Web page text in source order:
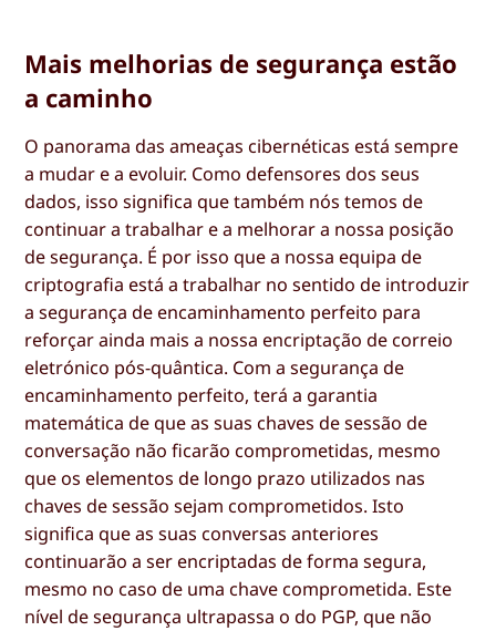
Mais melhorias de segurança estão
a caminho
O panorama das ameaças cibernéticas está sempre
a mudar e a evoluir. Como defensores dos seus
dados, isso significa que também nós temos de
continuar a trabalhar e a melhorar a nossa posição
de segurança. É por isso que a nossa equipa de
criptografia está a trabalhar no sentido de introduzir
a segurança de encaminhamento perfeito para
reforçar ainda mais a nossa encriptação de correio
eletrónico pós-quântica. Com a segurança de
encaminhamento perfeito, terá a garantia
matemática de que as suas chaves de sessão de
conversação não ficarão comprometidas, mesmo
que os elementos de longo prazo utilizados nas
chaves de sessão sejam comprometidos. Isto
significa que as suas conversas anteriores
continuarão a ser encriptadas de forma segura,
mesmo no caso de uma chave comprometida. Este
nível de segurança ultrapassa o do PGP, que não